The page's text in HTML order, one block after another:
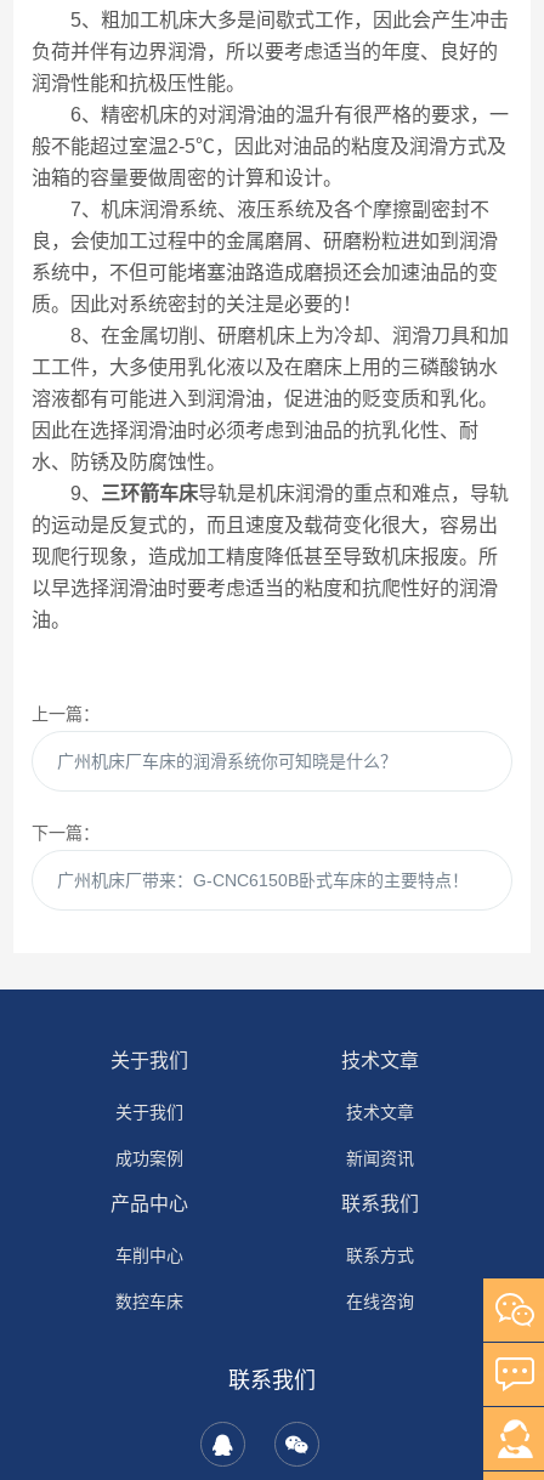
5、粗加工机床大多是间歇式工作，因此会产生冲击
负荷并伴有边界润滑，所以要考虑适当的年度、良好的
润滑性能和抗极压性能。
6、精密机床的对润滑油的温升有很严格的要求，一
般不能超过室温2-5℃，因此对油品的粘度及润滑方式及
油箱的容量要做周密的计算和设计。
7、机床润滑系统、液压系统及各个摩擦副密封不
良，会使加工过程中的金属磨屑、研磨粉粒进如到润滑
系统中，不但可能堵塞油路造成磨损还会加速油品的变
质。因此对系统密封的关注是必要的！
8、在金属切削、研磨机床上为冷却、润滑刀具和加
工工件，大多使用乳化液以及在磨床上用的三磷酸钠水
溶液都有可能进入到润滑油，促进油的贬变质和乳化。
因此在选择润滑油时必须考虑到油品的抗乳化性、耐
水、防锈及防腐蚀性。
9、 三环箭车床导轨是机床润滑的重点和难点，导轨
的运动是反复式的，而且速度及载荷变化很大，容易出
现爬行现象，造成加工精度降低甚至导致机床报废。所
以早选择润滑油时要考虑适当的粘度和抗爬性好的润滑
油。
上一篇：
广州机床厂车床的润滑系统你可知晓是什么？
下一篇：
广州机床厂带来：G-CNC6150B卧式车床的主要特点！
关于我们
关于我们
成功案例
技术文章
技术文章
新闻资讯
产品中心
车削中心
数控车床
联系我们
联系方式
在线咨询
联系我们